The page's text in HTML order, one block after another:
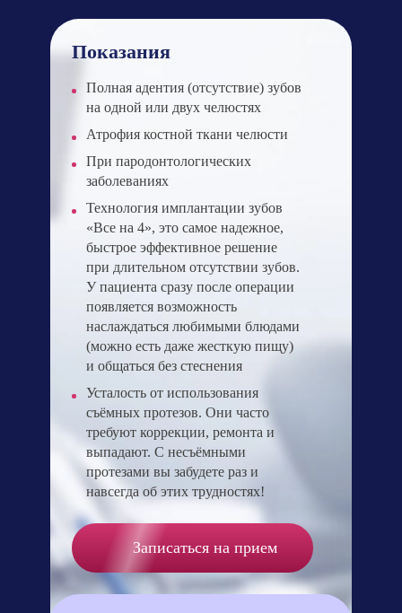
Показания
Полная адентия (отсутствие) зубов
на одной или двух челюстях
Атрофия костной ткани челюсти
При пародонтологических
заболеваниях
Технология имплантации зубов
«Все на 4», это самое надежное,
быстрое эффективное решение
при длительном отсутствии зубов.
У пациента сразу после операции
появляется возможность
наслаждаться любимыми блюдами
(можно есть даже жесткую пищу)
и общаться без стеснения
Усталость от использования
съёмных протезов. Они часто
требуют коррекции, ремонта и
выпадают. С несъёмными
протезами вы забудете раз и
навсегда об этих трудностях!
Записаться на прием